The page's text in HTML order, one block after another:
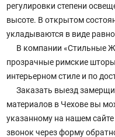
регулировки степени
высоте. В открытом
укладываются в виде
В компании «Стильные
прозрачные римские
интерьерном стиле и по
Заказать выезд
материалов в Чехове вы
указанному на нашем
звонок через форму